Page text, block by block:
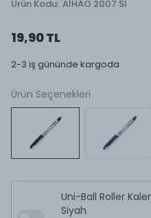
Ürün Kodu: AIHAO 2007 SI
19,90 TL
2-3 iş gününde kargoda
Ürün Seçenekleri
Uni-Ball Roller
Siyah